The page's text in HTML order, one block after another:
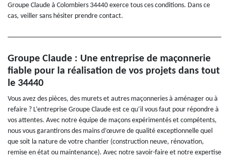
Groupe Claude à Colombiers 34440 exerce tous ces conditions. Dans ce
cas, veiller sans hésiter prendre contact.
Groupe Claude : Une entreprise de maçonnerie
fiable pour la réalisation de vos projets dans tout
le 34440
Vous avez des pièces, des murets et autres maçonneries à aménager ou à
refaire ? L’entreprise Groupe Claude est ce qu’il vous faut pour répondre à
vos attentes. Avec notre équipe de maçons expérimentés et compétents,
nous vous garantirons des mains d’œuvre de qualité exceptionnelle quel
que soit la nature de votre chantier (construction neuve, rénovation,
remise en état ou maintenance). Avec notre savoir-faire et notre expertise